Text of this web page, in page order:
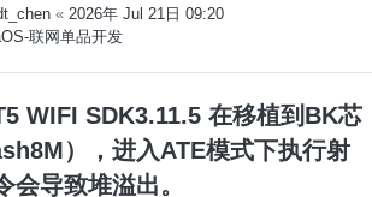
« 2026年 Jul 21日 09:20
联网单品开发
WIFI SDK3.11.5 在移植到BK芯
），进入ATE模式下执行射
会导致堆溢出。